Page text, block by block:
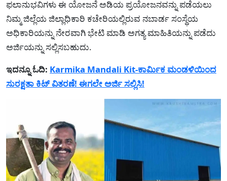
ಫಲಾನುಭವಿಗಳು ಈ ಯೋಜನೆ ಅಡಿಯ ಪ್ರಯೋಜನವನ್ನು ಪಡೆಯಲು
ನಿಮ್ಮ ಜಿಲ್ಲೆಯ ಜಿಲ್ಲಾಧಿಕಾರಿ ಕಚೇರಿಯಲ್ಲಿರುವ ನಬಾರ್ಡ ಸಂಸ್ಥೆಯ
ಅಧಿಕಾರಿಯನ್ನು ನೇರವಾಗಿ ಭೇಟಿ ಮಾಡಿ ಅಗತ್ಯ ಮಾಹಿತಿಯನ್ನು ಪಡೆದು
ಅರ್ಜಿಯನ್ನು ಸಲ್ಲಿಸಬಹುದು.
ಇದನ್ನೂ ಓದಿ: Karmika Mandali Kit-ಕಾರ್ಮಿಕ ಮಂಡಳಿಯಿಂದ
ಸುರಕ್ಷತಾ ಕಿಟ್ ವಿತರಣೆ! ಈಗಲೇ ಅರ್ಜಿ ಸಲ್ಲಿಸಿ!